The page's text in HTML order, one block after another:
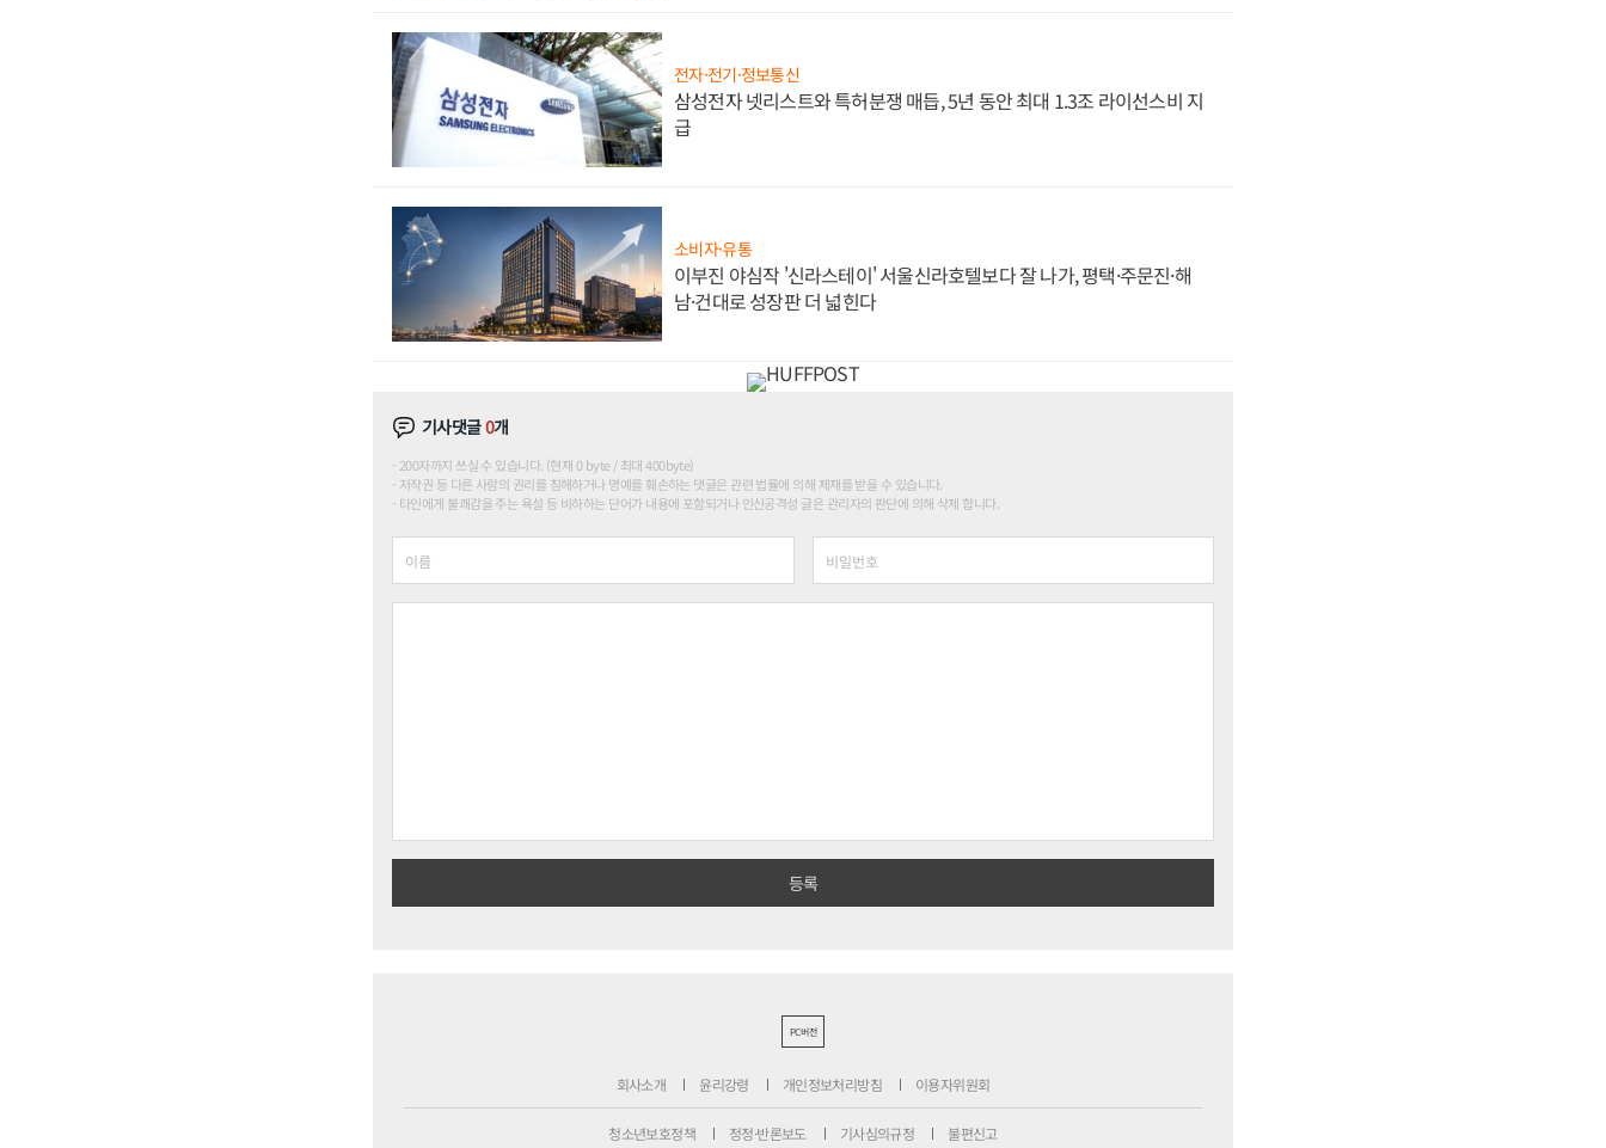
전자·전기·정보통신
삼성전자 넷리스트와 특허분쟁 매듭, 5년 동안 최대 1.3조 라이선스비 지
급
소비자·유통
이부진 야심작 '신라스테이' 서울신라호텔보다 잘 나가, 평택·주문진·해
남·건대로 성장판 더 넓힌다
기사댓글0개
200자까지 쓰실 수 있습니다. (현재 0 byte / 최대 400byte)
저작권 등 다른 사람의 권리를 침해하거나 명예를 훼손하는 댓글은 관련 법률에 의해 제재를 받을 수 있습니다.
타인에게 불쾌감을 주는 욕설 등 비하하는 단어가 내용에 포함되거나 인신공격성 글은 관리자의 판단에 의해 삭제 합니다.
PC버전
회사소개 윤리강령 개인정보처리방침 이용자위원회
청소년보호정책 정정·반론보도 기사심의규정 불편신고